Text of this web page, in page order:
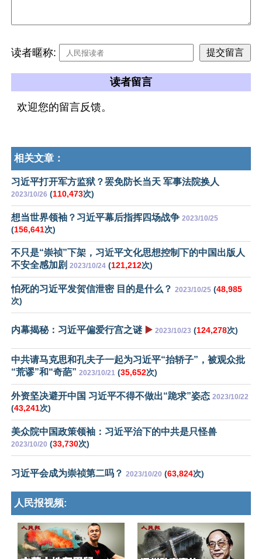
读者暱称:
读者留言
欢迎您的留言反馈。
相关文章：
习近平打开军方监狱？罢免防长当天 军事法院换人
2023/10/26 (110,473次)
想当世界领袖？习近平幕后指挥四场战争 2023/10/25
(156,641次)
不只是“崇祯”下架，习近平文化思想控制下的中国出版人
不安全感加剧 2023/10/24 (121,212次)
怕死的习近平发贺信泄密 目的是什么？ 2023/10/25 (48,985
次)
内幕揭秘：习近平偏爱行宫之谜 ▶️ 2023/10/23 (124,278次)
中共请马克思和孔夫子一起为习近平“抬轿子”，被观众批
“荒谬”和“奇葩” 2023/10/21 (35,652次)
外资坚决避开中国 习近平不得不做出“跪求”姿态 2023/10/22
(43,241次)
美众院中国政策领袖：习近平治下的中共是只怪兽
2023/10/20 (33,730次)
习近平会成为崇祯第二吗？ 2023/10/20 (63,824次)
人民报视频: